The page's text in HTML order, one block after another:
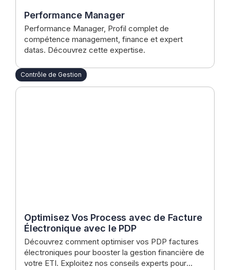
Performance Manager
Performance Manager, Profil complet de
compétence management, finance et expert
datas. Découvrez cette expertise.
Contrôle de Gestion
Optimisez Vos Process avec de Facture
Électronique avec le PDP
Découvrez comment optimiser vos PDP factures
électroniques pour booster la gestion financière de
votre ETI. Exploitez nos conseils experts pour